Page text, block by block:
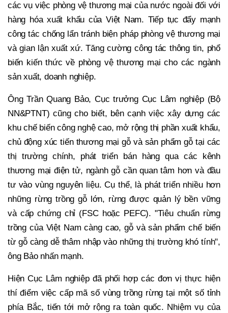
các vụ việc phòng vệ thương mại của nước ngoài đối với
hàng hóa xuất khẩu của Việt Nam. Tiếp tục đẩy mạnh
công tác chống lẩn tránh biện pháp phòng vệ thương mại
và gian lận xuất xứ. Tăng cường công tác thông tin, phổ
biến kiến thức về phòng vệ thương mại cho các ngành
sản xuất, doanh nghiệp.
Ông Trần Quang Bảo, Cục trưởng Cục Lâm nghiệp (Bộ
NN&PTNT) cũng cho biết, bên cạnh việc xây dựng các
khu chế biến công nghệ cao, mở rộng thị phần xuất khẩu,
chủ động xúc tiến thương mại gỗ và sản phẩm gỗ tại các
thị trường chính, phát triển bán hàng qua các kênh
thương mại điện tử, ngành gỗ cần quan tâm hơn và đầu
tư vào vùng nguyên liệu. Cụ thể, là phát triển nhiều hơn
những rừng trồng gỗ lớn, rừng được quản lý bền vững
và cấp chứng chỉ (FSC hoặc PEFC). "Tiêu chuẩn rừng
trồng của Việt Nam càng cao, gỗ và sản phẩm chế biến
từ gỗ càng dễ thâm nhập vào những thị trường khó tính",
ông Bảo nhấn mạnh.
Hiện Cục Lâm nghiệp đã phối hợp các đơn vị thực hiện
thí điểm việc cấp mã số vùng trồng rừng tại một số tỉnh
phía Bắc, tiến tới mở rộng ra toàn quốc. Nhiệm vụ của